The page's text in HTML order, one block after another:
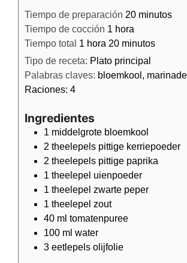
Tiempo de preparación 20 minutos
Tiempo de cocción 1 hora
Tiempo total 1 hora 20 minutos
Tipo de receta: Plato principal
Palabras claves: bloemkool,
Raciones: 4
Ingredientes
1 middelgrote bloemkool
2 theelepels pittige kerriepoeder
2 theelepels pittige paprika
1 theelepel uienpoeder
1 theelepel zwarte peper
1 theelepel zout
40 ml tomatenpuree
100 ml water
3 eetlepels olijfolie